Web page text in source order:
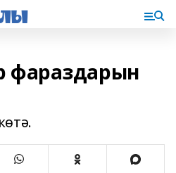
фараздарын